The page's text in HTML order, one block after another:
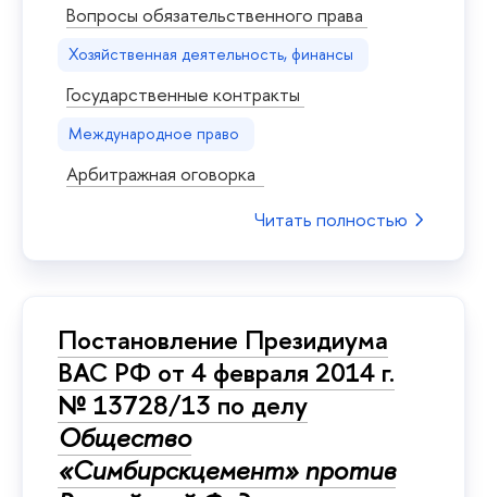
Вопросы обязательственного права
Хозяйственная деятельность, финансы
Государственные контракты
Международное право
Арбитражная оговорка
Читать полностью
Постановление Президиума
ВАС РФ от 4 февраля 2014 г.
№ 13728/13 по делу
Общество
«Симбирскцемент» против